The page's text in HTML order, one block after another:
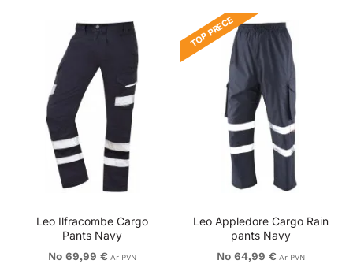
Leo Ilfracombe Cargo
Pants Navy
No 69,99 € Ar PVN
Leo Appledore Cargo Rain
pants Navy
TOP PRECE
No 64,99 € Ar PVN